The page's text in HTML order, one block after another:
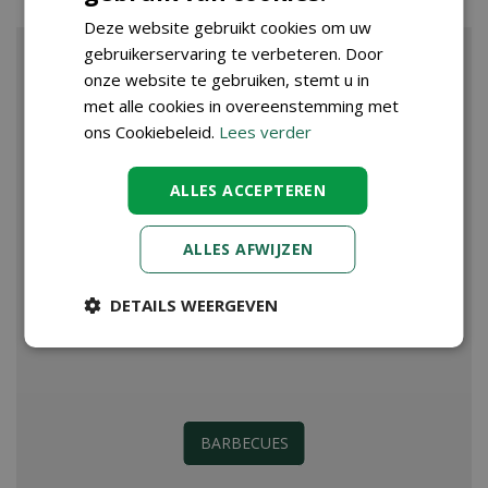
BARBECUES
Deze website gebruikt cookies om uw
gebruikerservaring te verbeteren. Door
onze website te gebruiken, stemt u in
met alle cookies in overeenstemming met
ons Cookiebeleid. Lees verder
ALLES ACCEPTEREN
ALLES AFWIJZEN
DETAILS WEERGEVEN